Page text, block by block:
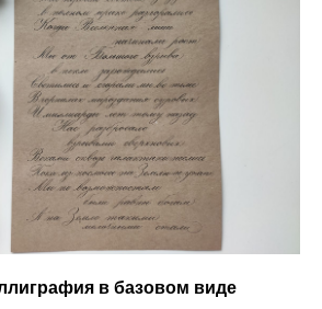
в базовом виде